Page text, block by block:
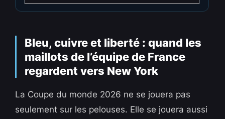
Bleu, cuivre et liberté : quand les
maillots de l’équipe de France
regardent vers New York
La Coupe du monde 2026 ne se jouera pas
seulement sur les pelouses. Elle se jouera aussi